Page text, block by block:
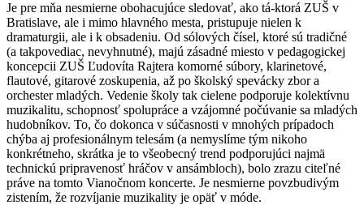
Je pre mňa nesmierne obohacujúce sledovať, ako tá-ktorá ZUŠ v
Bratislave, ale i mimo hlavného mesta, pristupuje nielen k
dramaturgii, ale i k obsadeniu. Od sólových čísel, ktoré sú tradičné
(a takpovediac, nevyhnutné), majú zásadné miesto v pedagogickej
koncepcii ZUŠ Ľudovíta Rajtera komorné súbory, klarinetové,
flautové, gitarové zoskupenia, až po školský spevácky zbor a
orchester mladých. Vedenie školy tak cielene podporuje kolektívnu
muzikalitu, schopnosť spolupráce a vzájomné počúvanie sa mladých
hudobníkov. To, čo dokonca v súčasnosti v mnohých prípadoch
chýba aj profesionálnym telesám (a nemyslíme tým nikoho
konkrétneho, skrátka je to všeobecný trend podporujúci najmä
technickú pripravenosť hráčov v ansámbloch), bolo zrazu citeľné
práve na tomto Vianočnom koncerte. Je nesmierne povzbudivým
zistením, že rozvíjanie muzikality je opäť v móde.